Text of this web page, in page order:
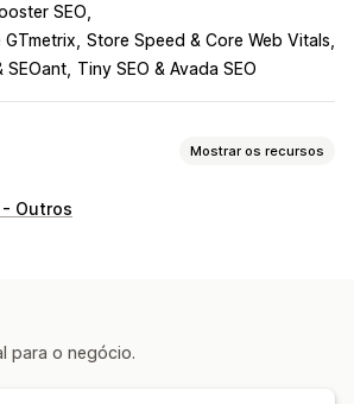
SEO
Store Speed & Core Web Vitals
SEOant Tiny SEO & Avada SEO
Mostrar os recursos
dispositivos móveis
Otimização de velocidade
Outros
para o negócio.